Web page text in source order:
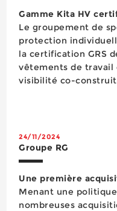
Gamme Kita HV
Le groupement de
protection
la certification GRS
vêtements de
visibilité co-
24/11/2024
Groupe RG
Une première
Menant une
nombreuses